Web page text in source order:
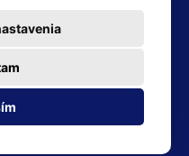
- 16:00